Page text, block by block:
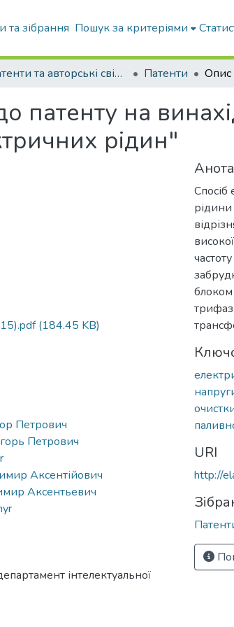
та зібрання Пошук за критеріями
Патенти та авторські свідоцтва Патенти
патенту на
рідин"
(184.45 KB)
Петрович
Петрович
Аксентійович
Аксентьевич
інтелектуальної
Спосіб
рідини
URI
http://